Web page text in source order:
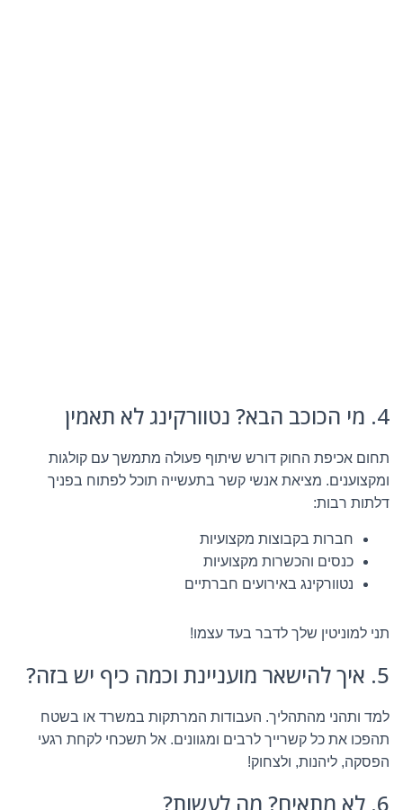
4. מי הכוכב הבא? נטוורקינג לא תאמין
תחום אכיפת החוק דורש שיתוף פעולה מתמשך עם קולגות
ומקצוענים. מציאת אנשי קשר בתעשייה תוכל לפתוח בפניך
דלתות רבות:
חברות בקבוצות מקצועיות
כנסים והכשרות מקצועיות
נטוורקינג באירועים חברתיים
תני למוניטין שלך לדבר בעד עצמו!
5. איך להישאר מועניינת וכמה כיף יש בזה?
למד ותהני מהתהליך. העבודות המרתקות במשרד או בשטח
תהפכו את כל קשרייך לרבים ומגוונים. אל תשכחי לקחת רגעי
הפסקה, ליהנות, ולצחוק!
6. לא מתאים? מה לעשות?